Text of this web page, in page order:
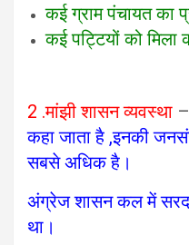
कई ग्राम पंचायत का
कई पट्टियों को मिला
2 .मांझी शासन व्यवस्था –
कहा जाता है ,इनकी
सबसे अधिक है।
अंग्रेज शासन कल में
था।